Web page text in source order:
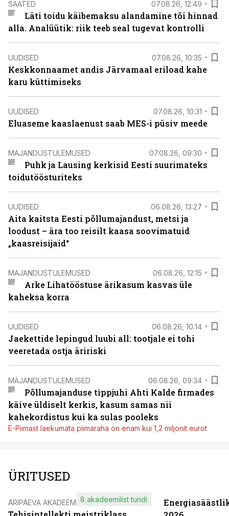
SAATED 07.08.26, 12:49
Läti toidu käibemaksu alandamine tõi hinnad
alla. Analüütik: riik teeb seal tugevat kontrolli
UUDISED 07.08.26, 10:35
Keskkonnaamet andis Järvamaal eriload kahe
karu küttimiseks
UUDISED 07.08.26, 10:31
Eluaseme kaaslaenust saab MES-i püsiv meede
MAJANDUSTULEMUSED 07.08.26, 09:30
Puhk ja Lausing kerkisid Eesti suurimateks
toidutöösturiteks
UUDISED 06.08.26, 13:27
Aita kaitsta Eesti põllumajandust, metsi ja
loodust – ära too reisilt kaasa soovimatuid
„kaasreisijaid“
MAJANDUSTULEMUSED 06.08.26, 12:15
Arke Lihatööstuse ärikasum kasvas üle
kaheksa korra
UUDISED 06.08.26, 10:14
Jaekettide lepingud luubi all: tootjale ei tohi
veeretada ostja äririski
MAJANDUSTULEMUSED 06.08.26, 09:34
Põllumajanduse tippjuhi Ahti Kalde firmades
käive üldiselt kerkis, kasum samas nii
kahekordistus kui ka sulas pooleks
E-Piimast laekumata piimaraha on enam kui 1,2 miljonit eurot
ÜRITUSED
ÄRIPÄEVA AKADEEMIA8 akadeemilist tundi